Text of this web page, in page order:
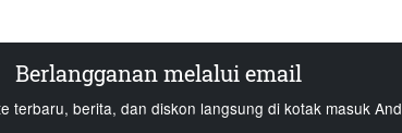
Berlangganan melalui email
terbaru, berita, dan diskon langsung di kotak masuk